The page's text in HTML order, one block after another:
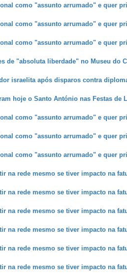
como "assunto arrumado" e quer
como "assunto arrumado" e quer
como "assunto arrumado" e quer
de "absoluta liberdade" no Museu do
israelita após disparos contra
hoje o Santo António nas Festas de
como "assunto arrumado" e quer
como "assunto arrumado" e quer
como "assunto arrumado" e quer
na rede mesmo se tiver impacto na
na rede mesmo se tiver impacto na
na rede mesmo se tiver impacto na
na rede mesmo se tiver impacto na
na rede mesmo se tiver impacto na
na rede mesmo se tiver impacto na